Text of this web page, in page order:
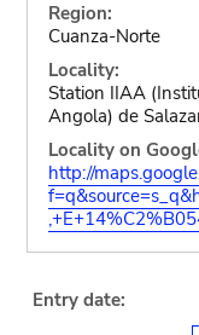
Region:
Cuanza-Norte
Locality:
Station IIAA
Angola) de
Locality on
http://
Entry date: